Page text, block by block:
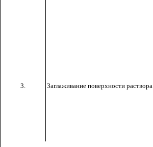
3. Заглаживание поверхности раствора